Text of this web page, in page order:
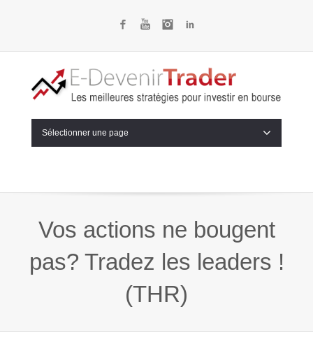
FacebookYouTubeInstagram
Sélectionner une page
Vos actions ne bougent
pas? Tradez les leaders !
(THR)